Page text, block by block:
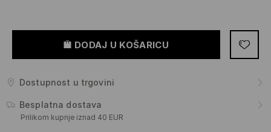
DODAJ U KOŠARICU
Dostupnost u trgovini
Besplatna dostava
Prilikom kupnje iznad 40 EUR